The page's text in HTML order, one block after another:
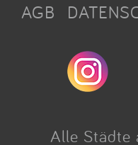
AGB
Alle Städte